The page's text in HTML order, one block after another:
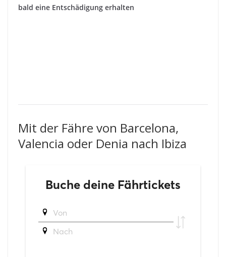
bald eine Entschädigung erhalten
Mit der Fähre von Barcelona,
Valencia oder Denia nach Ibiza